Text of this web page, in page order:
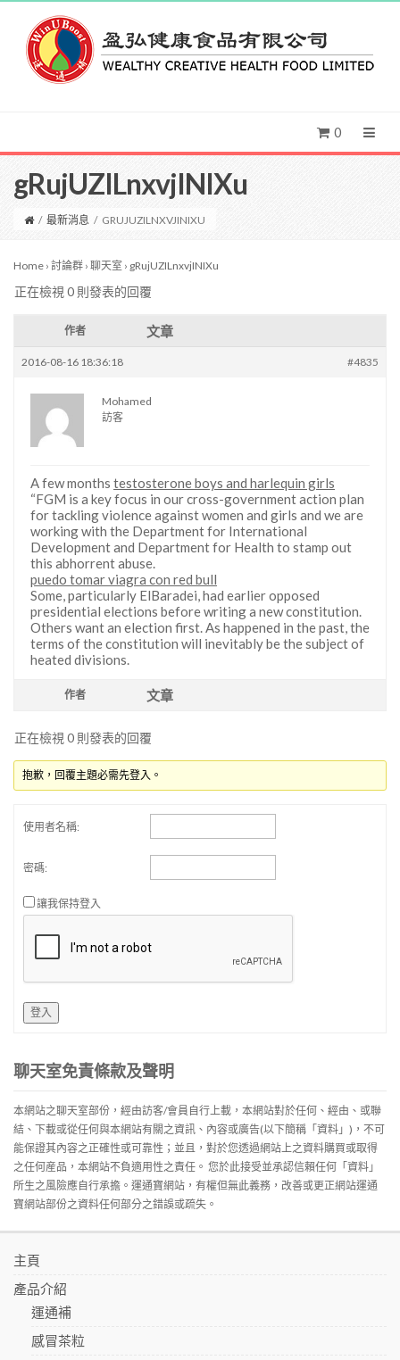
0
gRujUZILnxvjINIXu
/ 最新消息 / GRUJUZILNXVJINIXU
Home › 討論群 › 聊天室 › gRujUZILnxvjINIXu
正在檢視 0 則發表的回覆
作者 文章
2016-08-16 18:36:18 #4835
Mohamed
訪客
A few months testosterone boys and harlequin girls
“FGM is a key focus in our cross-government action plan
for tackling violence against women and girls and we are
working with the Department for International
Development and Department for Health to stamp out
this abhorrent abuse.
puedo tomar viagra con red bull
Some, particularly ElBaradei, had earlier opposed
presidential elections before writing a new constitution.
Others want an election first. As happened in the past, the
terms of the constitution will inevitably be the subject of
heated divisions.
作者 文章
正在檢視 0 則發表的回覆
抱歉，回覆主題必需先登入。
使用者名稱:
密碼:
讓我保持登入
登入
聊天室免責條款及聲明
本網站之聊天室部份，經由訪客/會員自行上載，本網站對於任何、經由、或聯
結、下載或從任何與本網站有關之資訊、內容或廣告(以下簡稱「資料」)，不可
能保證其內容之正確性或可靠性；並且，對於您透過網站上之資料購買或取得
之任何産品，本網站不負適用性之責任。 您於此接受並承認信賴任何「資料」
所生之風險應自行承擔。運通寶網站，有權但無此義務，改善或更正網站運通
寶網站部份之資料任何部分之錯誤或疏失。
主頁
產品介紹
運通補
感冒茶粒